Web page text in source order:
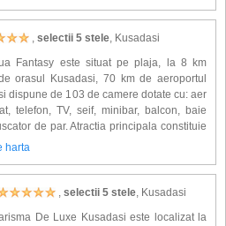
, selectii 5 stele, Kusadasi
Fantasy este situat pe plaja, la 8 km
orasul Kusadasi, 70 km de aeroportul
dispune de 103 de camere dotate cu: aer
telefon, TV, seif, minibar, balcon, baie
de par. Atractia principala constituie
Aqua Fantasy cu numeroase
harta
, selectii 5 stele, Kusadasi
De Luxe Kusadasi este localizat la